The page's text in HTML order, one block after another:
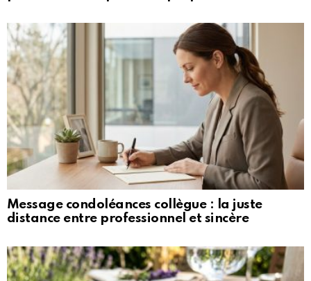
Message condoléances collègue : la juste
distance entre professionnel et sincère